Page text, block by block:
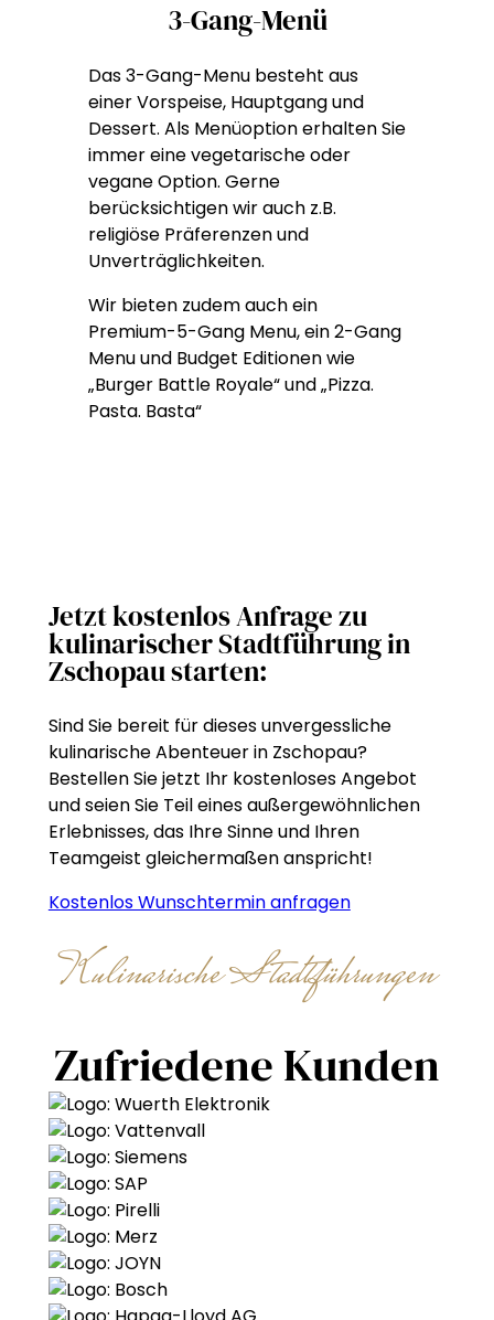
3-Gang-Menü
Das 3-Gang-Menu besteht aus
einer Vorspeise, Hauptgang und
Dessert. Als Menüoption erhalten Sie
immer eine vegetarische oder
vegane Option. Gerne
berücksichtigen wir auch z.B.
religiöse Präferenzen und
Unverträglichkeiten.
Wir bieten zudem auch ein
Premium-5-Gang Menu, ein 2-Gang
Menu und Budget Editionen wie
„Burger Battle Royale“ und „Pizza.
Pasta. Basta“
Jetzt kostenlos Anfrage zu
kulinarischer Stadtführung in
Zschopau starten:
Sind Sie bereit für dieses unvergessliche
kulinarische Abenteuer in Zschopau?
Bestellen Sie jetzt Ihr kostenloses Angebot
und seien Sie Teil eines außergewöhnlichen
Erlebnisses, das Ihre Sinne und Ihren
Teamgeist gleichermaßen anspricht!
Kostenlos Wunschtermin anfragen
Kulinarische Stadtführungen
Zufriedene Kunden